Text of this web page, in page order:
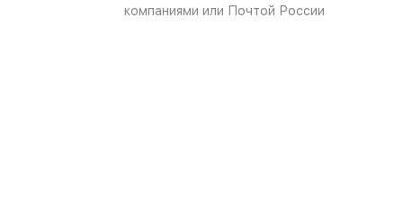
компаниями или Почтой России